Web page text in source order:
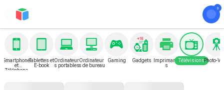
Smartphone
et
Téléphone
Tablettes et
E-book
Ordinateur
s portables
Ordinateur
s de bureau
Gaming Gadgets
Imprimante
s
TélévisionsPhoto-